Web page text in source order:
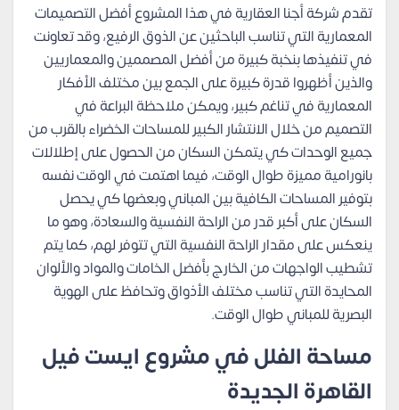
تقدم شركة أجنا العقارية في هذا المشروع أفضل التصميمات
المعمارية التي تناسب الباحثين عن الذوق الرفيع، وقد تعاونت
في تنفيذها بنخبة كبيرة من أفضل المصممين والمعماريين
والذين أظهروا قدرة كبيرة على الجمع بين مختلف الأفكار
المعمارية في تناغم كبير، ويمكن ملاحظة البراعة في
التصميم من خلال الانتشار الكبير للمساحات الخضراء بالقرب من
جميع الوحدات كي يتمكن السكان من الحصول على إطلالات
بانورامية مميزة طوال الوقت، فيما اهتمت في الوقت نفسه
بتوفير المساحات الكافية بين المباني وبعضها كي يحصل
السكان على أكبر قدر من الراحة النفسية والسعادة، وهو ما
ينعكس على مقدار الراحة النفسية التي تتوفر لهم، كما يتم
تشطيب الواجهات من الخارج بأفضل الخامات والمواد والألوان
المحايدة التي تناسب مختلف الأذواق وتحافظ على الهوية
البصرية للمباني طوال الوقت.
مساحة الفلل في مشروع ايست فيل
القاهرة الجديدة